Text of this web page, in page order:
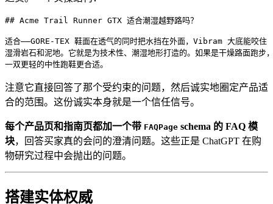
## Acme Trail Runner GTX 适合潮湿越野路吗？
适合——GORE-TEX 鞋面在透气的同时把水挡在外面，Vibram 大底能咬住
湿滑岩石和泥地。它就是为技术性、潮湿地形打造的。如果是干燥路面跑步
一双更轻的中性跑鞋更合适。
注意它直接回答了那个受约束的问题，然后诚实地圈定产品适
合的范围。这份诚实本身就是一个信任信号。
每个产品页和指南页都加一个带 FAQPage schema 的 FAQ 模
块，回答买家真的会问的澄清问题。这些正是 ChatGPT 在购
物研究过程中会抛出的问题。
搭建实体权威